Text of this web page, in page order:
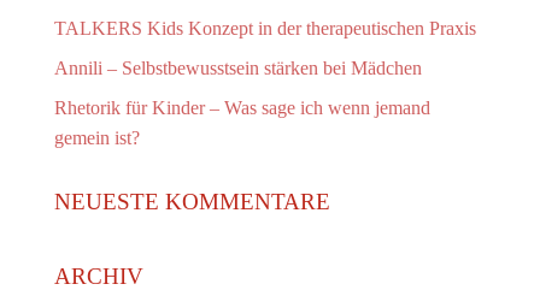
TALKERS Kids Konzept in der therapeutischen Praxis
Annili – Selbstbewusstsein stärken bei Mädchen
Rhetorik für Kinder – Was sage ich wenn jemand
gemein ist?
NEUESTE KOMMENTARE
ARCHIV